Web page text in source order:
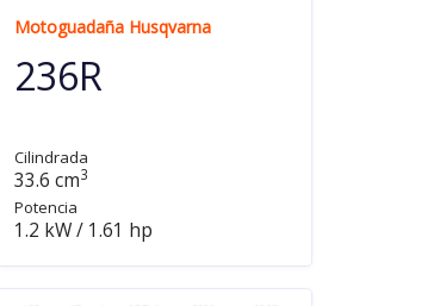
Motoguadaña Husqvarna
236R
Cilindrada
33.6 cm3
Potencia
1.2 kW / 1.61 hp